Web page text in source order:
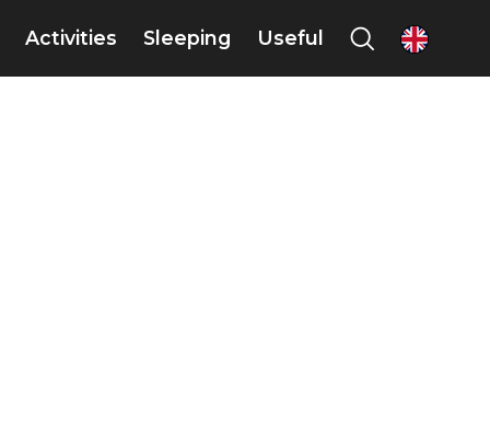
Activities Sleeping Useful en